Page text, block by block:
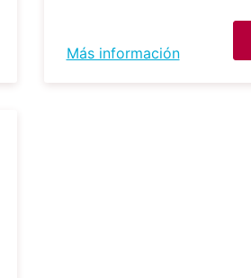
Más información